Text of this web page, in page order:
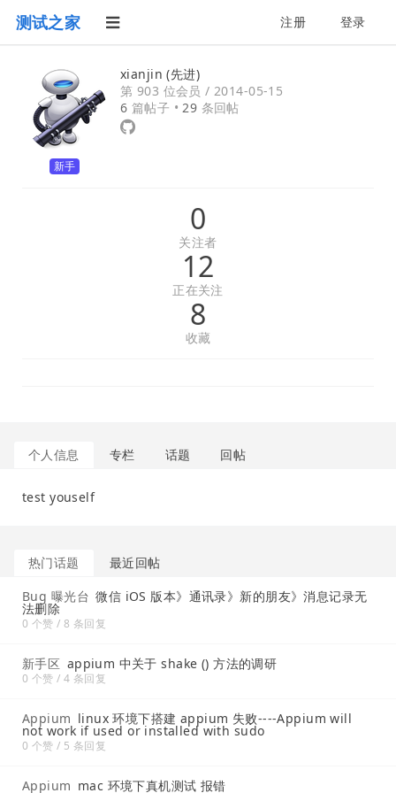
测试之家 注册 登录
新手
xianjin (先进)
第 903 位会员 /2014-05-15
6 篇帖子 •29 条回帖
0
关注者
12
正在关注
8
收藏
个人信息 专栏 话题 回帖
test youself
热门话题
最近回帖
Bug 曝光台 微信 iOS 版本》通讯录》新的朋友》消息记录无
法删除
0 个赞 / 8 条回复
新手区 appium 中关于 shake () 方法的调研
0 个赞 / 4 条回复
Appium linux 环境下搭建 appium 失败----Appium will
not work if used or installed with sudo
0 个赞 / 5 条回复
Appium mac 环境下真机测试 报错